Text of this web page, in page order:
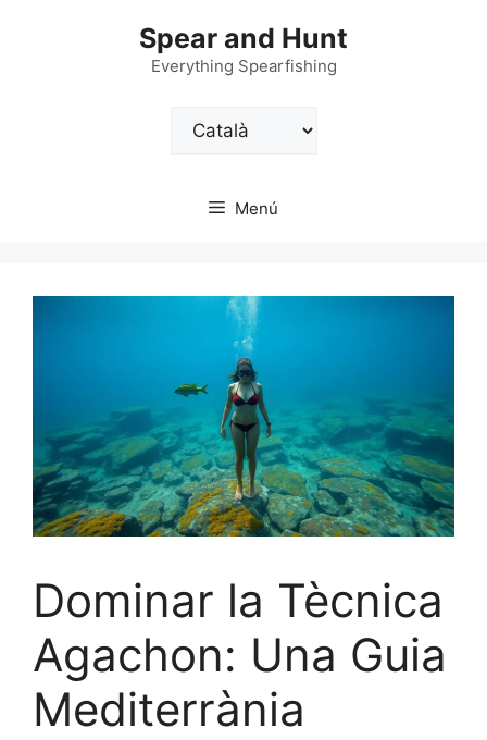
Spear and Hunt
Everything Spearfishing
Trieu
Menú
Dominar la Tècnica
Agachon: Una Guia
Mediterrània